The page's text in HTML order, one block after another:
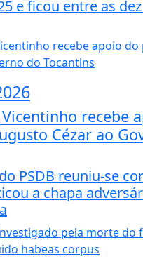
e ficou entre as
Vicentinho recebe
Cézar ao
PSDB reuniu-se
a chapa